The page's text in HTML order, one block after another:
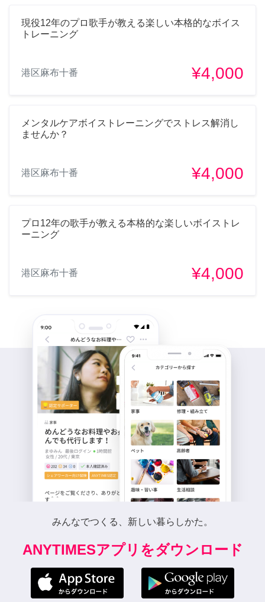
現役12年のプロ歌手が教える楽しい本格的なボイス
トレーニング
港区麻布十番 ¥4,000
メンタルケアボイストレーニングでストレス解消し
ませんか？
港区麻布十番 ¥4,000
プロ12年の歌手が教える本格的な楽しいボイストレ
ーニング
港区麻布十番 ¥4,000
みんなでつくる、新しい暮らしかた。
ANYTIMESアプリをダウンロード